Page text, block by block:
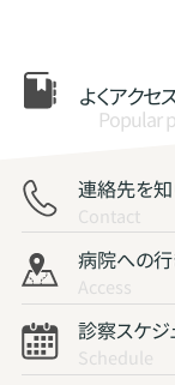
よくアクセ
Popular
連絡先を
Contact
病院への
Access
診察スケジ
Schedule